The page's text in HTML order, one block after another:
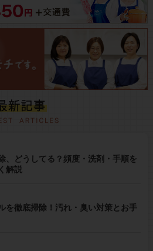
、どうしてる？頻度・洗剤・手順を
解説
を徹底掃除！汚れ・臭い対策とお手